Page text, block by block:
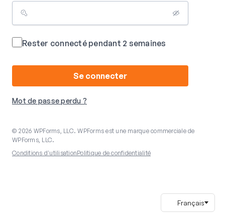
Rester connecté pendant 2 semaines
Se connecter
Mot de passe perdu ?
© 2026 WPForms, LLC. WPForms est une marque commerciale de
WPForms, LLC.
Conditions d'utilisationPolitique de confidentialité